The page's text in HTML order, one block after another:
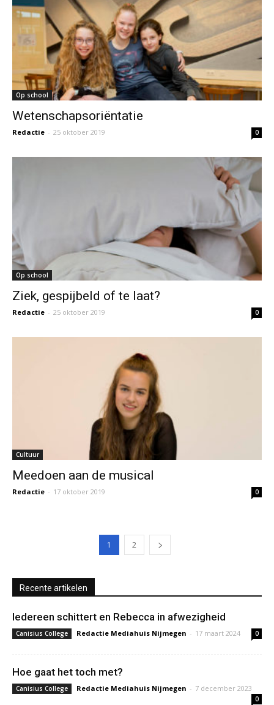
Op school
Wetenschapsoriëntatie
Redactie - 25 oktober 2019 0
Op school
Ziek, gespijbeld of te laat?
Redactie - 25 oktober 2019 0
Cultuur
Meedoen aan de musical
Redactie - 17 oktober 2019 0
1 2
Recente artikelen
Iedereen schittert en Rebecca in afwezigheid
Canisius College Redactie Mediahuis Nijmegen - 17 maart 2024 0
Hoe gaat het toch met?
Canisius College Redactie Mediahuis Nijmegen - 7 december 2023
0